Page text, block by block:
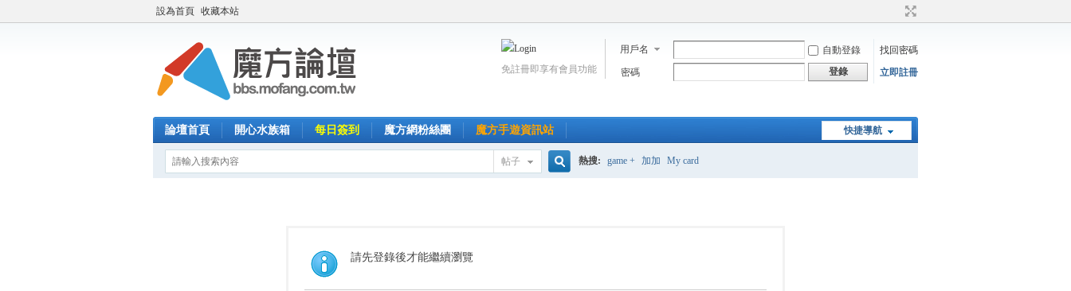
設為首頁 收藏本站
用戶名 自動登錄
找回密碼
密碼
登錄 立即註冊
免註冊即享有會員功能
快捷導航
論壇首頁 開心水族箱 每日簽到 魔方網粉絲團 魔方手遊資訊站
帖子 熱搜: game + 加加 My card
請先登錄後才能繼續瀏覽